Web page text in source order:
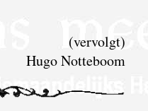
(vervolgt)
Hugo Notteboom